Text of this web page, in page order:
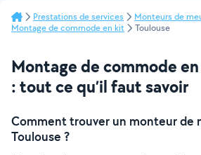
Prestations de services
Monteurs de
Montage de commode en kit
Toulouse
Montage de commode
: tout ce qu’il faut savoir
Comment trouver un monteur de
Toulouse ?